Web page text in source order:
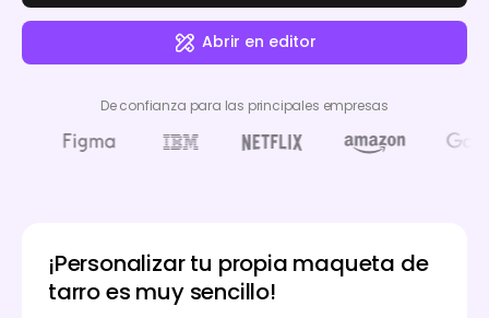
Abrir en editor
De confianza para las principales empresas
¡Personalizar tu propia maqueta de
tarro es muy sencillo!